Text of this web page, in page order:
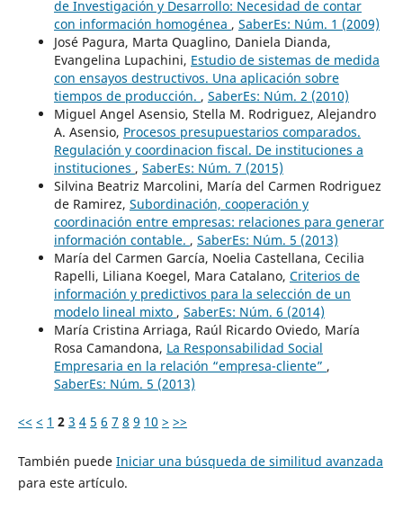
de Investigación y Desarrollo: Necesidad de contar
con información homogénea , SaberEs: Núm. 1 (2009)
José Pagura, Marta Quaglino, Daniela Dianda,
Evangelina Lupachini, Estudio de sistemas de medida
con ensayos destructivos. Una aplicación sobre
tiempos de producción. , SaberEs: Núm. 2 (2010)
Miguel Angel Asensio, Stella M. Rodriguez, Alejandro
A. Asensio, Procesos presupuestarios comparados.
Regulación y coordinacion fiscal. De instituciones a
instituciones , SaberEs: Núm. 7 (2015)
Silvina Beatriz Marcolini, María del Carmen Rodriguez
de Ramirez, Subordinación, cooperación y
coordinación entre empresas: relaciones para generar
información contable. , SaberEs: Núm. 5 (2013)
María del Carmen García, Noelia Castellana, Cecilia
Rapelli, Liliana Koegel, Mara Catalano, Criterios de
información y predictivos para la selección de un
modelo lineal mixto , SaberEs: Núm. 6 (2014)
María Cristina Arriaga, Raúl Ricardo Oviedo, María
Rosa Camandona, La Responsabilidad Social
Empresaria en la relación “empresa-cliente” ,
SaberEs: Núm. 5 (2013)
<< < 1 2 3 4 5 6 7 8 9 10 > >>
También puede Iniciar una búsqueda de similitud avanzada
para este artículo.